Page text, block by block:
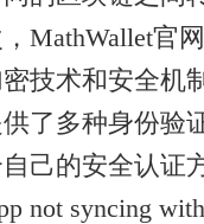
MathWallet官
密技术和安全机
了多种身份验
己的安全认证
not syncing